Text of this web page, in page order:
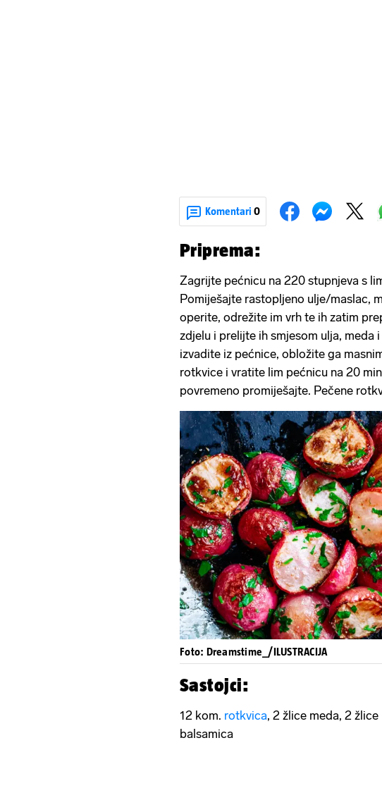
Komentari 0
Priprema:
Zagrijte pećnicu na 220 stupnjeva s
Pomiješajte rastopljeno ulje/maslac,
operite, odrežite im vrh te ih zatim
zdjelu i prelijte ih smjesom ulja, meda
izvadite iz pećnice, obložite ga
rotkvice i vratite lim pećnicu na 20
povremeno promiješajte. Pečene
Foto: Dreamstime_/ILUSTRACIJA
Sastojci:
12 kom. rotkvica, 2 žlice meda, 2
balsamica